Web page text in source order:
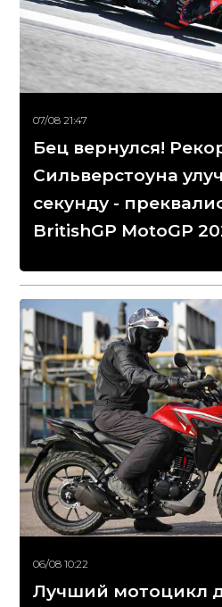
07/08 21:47
Бец вернулся!
Сильверстоуна
секунду -
BritishGP MotoGP
06/08 10:22
Лучший мотоцикл